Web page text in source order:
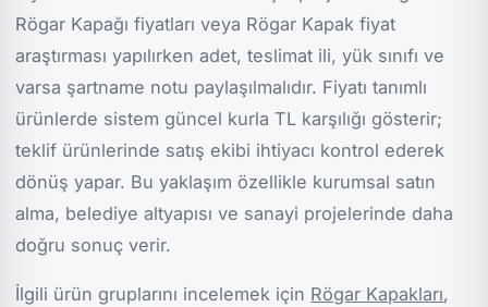
Rögar Kapağı fiyatları veya Rögar Kapak fiyat
araştırması yapılırken adet, teslimat ili, yük sınıfı ve
varsa şartname notu paylaşılmalıdır. Fiyatı tanımlı
ürünlerde sistem güncel kurla TL karşılığı gösterir;
teklif ürünlerinde satış ekibi ihtiyacı kontrol ederek
dönüş yapar. Bu yaklaşım özellikle kurumsal satın
alma, belediye altyapısı ve sanayi projelerinde daha
doğru sonuç verir.
İlgili ürün gruplarını incelemek için Rögar Kapakları,